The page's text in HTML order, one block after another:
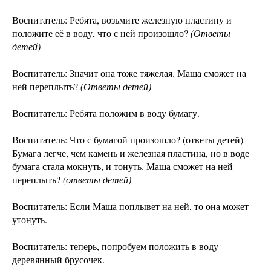
Воспитатель: Ребята, возьмите железную пластину и
положите её в воду, что с ней произошло?(Ответы
детей)
Воспитатель: Значит она тоже тяжелая. Маша сможет на
ней переплыть?(Ответы детей)
Воспитатель: Ребята положим в воду бумагу.
Воспитатель: Что с бумагой произошло? (ответы детей)
Бумага легче, чем камень и железная пластина, но в воде
бумага стала мокнуть, и тонуть. Маша сможет на ней
переплыть?(ответы детей)
Воспитатель: Если Маша поплывет на ней, то она может
утонуть.
Воспитатель: теперь, попробуем положить в воду
деревянный брусочек.